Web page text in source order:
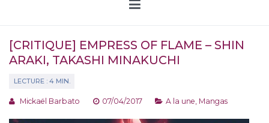
[CRITIQUE] EMPRESS OF FLAME – SHIN
ARAKI, TAKASHI MINAKUCHI
Mickaël Barbato 07/04/2017 A la une Mangas